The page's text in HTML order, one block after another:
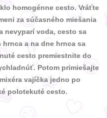
homogénne cesto. Vráťte
za súčasného miešania
nevyparí voda, cesto sa
a na dne hrnca sa
cesto premiestnite do
Potom primiešajte
vajíčka jedno po
polotekuté cesto.